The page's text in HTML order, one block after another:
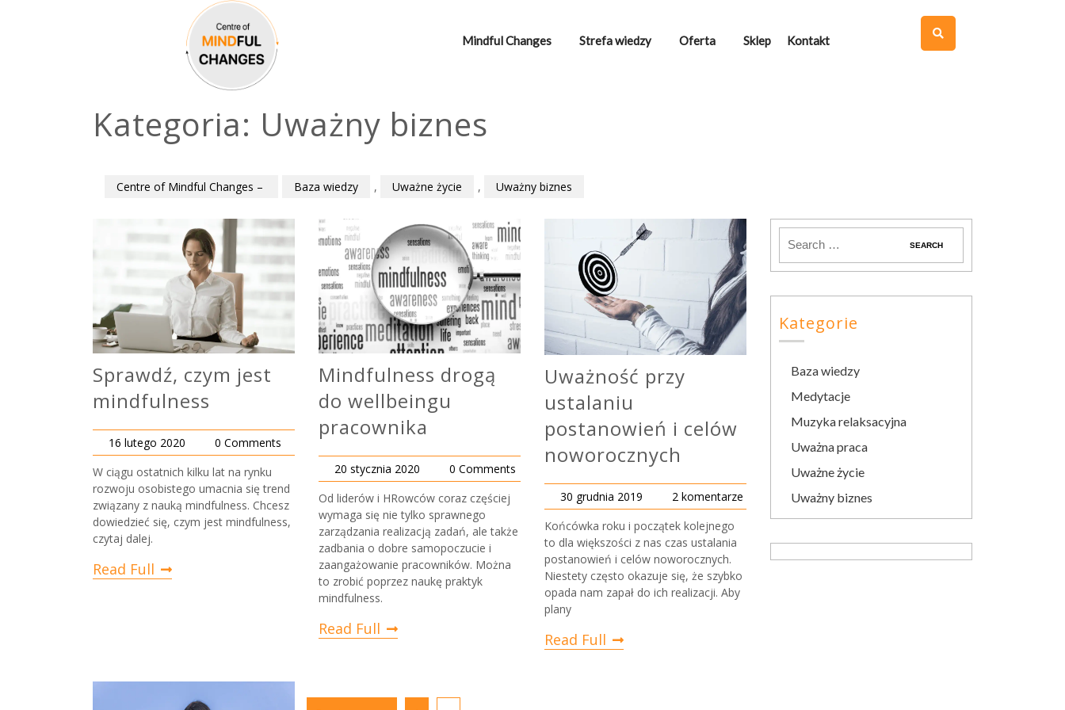
Mindful Changes Strefa wiedzy Oferta Sklep Kontakt
Kategoria: Uważny biznes
Centre of Mindful Changes – Baza wiedzy , Uważne życie , Uważny biznes
Sprawdź, czym jest
mindfulness
16 lutego 2020
0 Comments
W ciągu ostatnich kilku lat na rynku
rozwoju osobistego umacnia się trend
związany z nauką mindfulness. Chcesz
dowiedzieć się, czym jest mindfulness,
czytaj dalej.
Read Full
Mindfulness drogą
do wellbeingu
pracownika
20 stycznia 2020
0 Comments
Od liderów i HRowców coraz częściej
wymaga się nie tylko sprawnego
zarządzania realizacją zadań, ale także
zadbania o dobre samopoczucie i
zaangażowanie pracowników. Można
to zrobić poprzez naukę praktyk
mindfulness.
Read Full
Uważność przy
ustalaniu
postanowień i celów
noworocznych
30 grudnia 2019
2 komentarze
Końcówka roku i początek kolejnego
to dla większości z nas czas ustalania
postanowień i celów noworocznych.
Niestety często okazuje się, że szybko
opada nam zapał do ich realizacji. Aby
plany
Read Full
Kategorie
Baza wiedzy
Medytacje
Muzyka relaksacyjna
Uważna praca
Uważne życie
Uważny biznes